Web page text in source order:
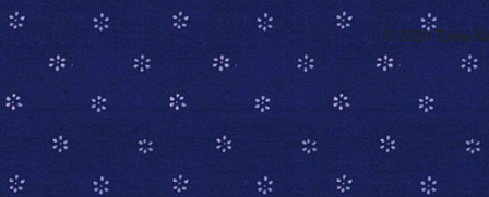
© 2020 Tolnai